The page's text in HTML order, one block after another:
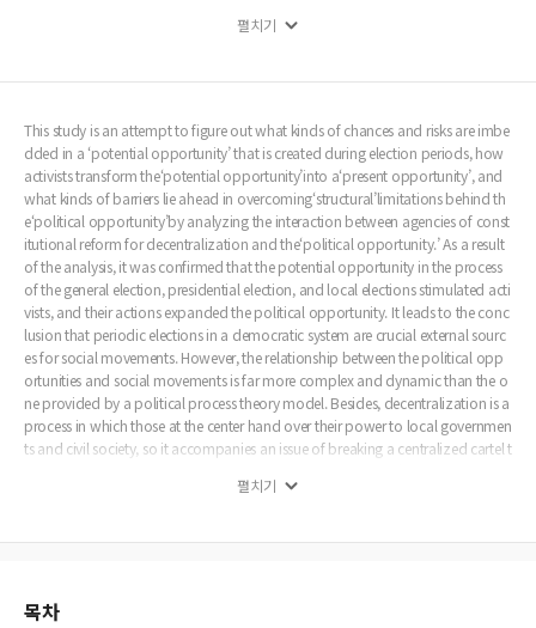
후 권력구조 개편 중심의 2차 개헌 추진을 제시했다.
펼치기
This study is an attempt to figure out what kinds of chances and risks are imbe
dded in a ‘potential opportunity’ that is created during election periods, how
activists transform the‘potential opportunity’into a‘present opportunity’, and
what kinds of barriers lie ahead in overcoming‘structural’limitations behind th
e‘political opportunity’by analyzing the interaction between agencies of const
itutional reform for decentralization and the‘political opportunity.’ As a result
of the analysis, it was confirmed that the potential opportunity in the process
of the general election, presidential election, and local elections stimulated acti
vists, and their actions expanded the political opportunity. It leads to the conc
lusion that periodic elections in a democratic system are crucial external sourc
es for social movements. However, the relationship between the political opp
ortunities and social movements is far more complex and dynamic than the o
ne provided by a political process theory model. Besides, decentralization is a
process in which those at the center hand over their power to local governmen
ts and civil society, so it accompanies an issue of breaking a centralized cartel t
cal opportunity’needs to be revealed. Constitutional reform for decentralizati
expanding the mid- and long-term ‘political opportunity’has limitations. The
g discussions on the constitutional reform led by citizens, not the parliament.
펼치기
목차